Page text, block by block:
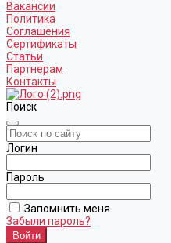
Вакансии
Политика
Соглашения
Сертификаты
Статьи
Партнерам
Контакты
Поиск
Логин
Пароль
Запомнить меня
Забыли пароль?